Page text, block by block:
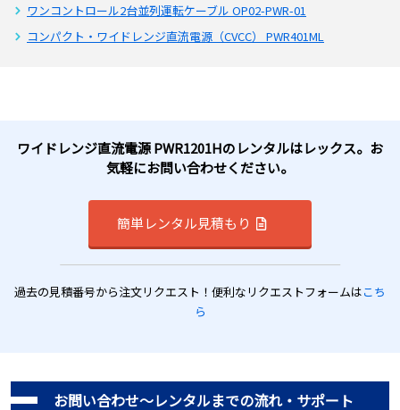
ワンコントロール2台並列運転ケーブル OP02-PWR-01
コンパクト・ワイドレンジ直流電源（CVCC） PWR401ML
ワイドレンジ直流電源 PWR1201Hのレンタルはレックス。お
気軽にお問い合わせください。
簡単レンタル見積もり
過去の見積番号から注文リクエスト！便利なリクエストフォームはこち
ら
お問い合わせ～レンタルまでの流れ・サポート